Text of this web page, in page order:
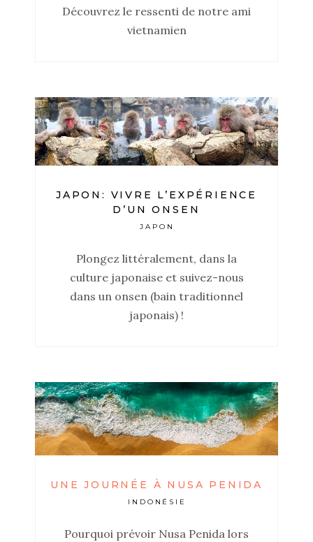
Découvrez le ressenti de notre ami
vietnamien
JAPON: VIVRE L’EXPÉRIENCE
D’UN ONSEN
JAPON
Plongez littéralement, dans la
culture japonaise et suivez-nous
dans un onsen (bain traditionnel
japonais) !
UNE JOURNÉE À NUSA PENIDA
INDONÉSIE
Pourquoi prévoir Nusa Penida lors